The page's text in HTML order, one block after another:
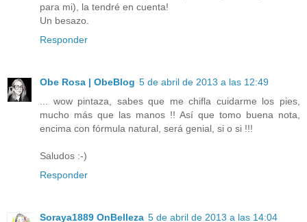
para mi), la tendré en cuenta!
Un besazo.
Responder
Obe Rosa | ObeBlog 5 de abril de 2013 a las 12:49
... wow pintaza, sabes que me chifla cuidarme los pies,
mucho más que las manos !! Así que tomo buena nota,
encima con fórmula natural, será genial, si o si !!!
Saludos :-)
Responder
Soraya1889 OnBelleza 5 de abril de 2013 a las 14:04